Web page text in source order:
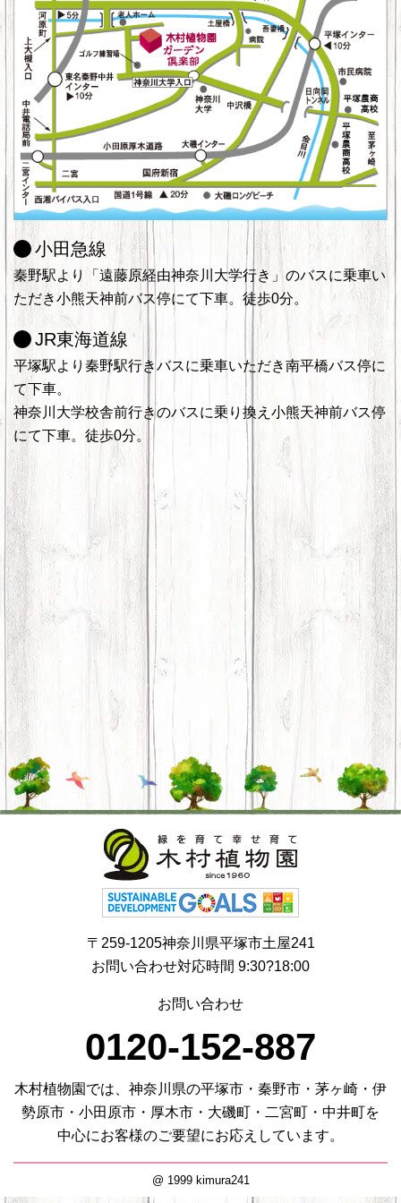
小田急線
秦野駅より「遠藤原経由神奈川大学行き」のバスに乗車い
ただき小熊天神前バス停にて下車。徒歩0分。
JR東海道線
平塚駅より秦野駅行きバスに乗車いただき南平橋バス停に
て下車。
神奈川大学校舎前行きのバスに乗り換え小熊天神前バス停
にて下車。徒歩0分。
〒259-1205神奈川県平塚市土屋241
お問い合わせ対応時間 9:30?18:00
お問い合わせ
0120-152-887
木村植物園では、神奈川県の平塚市・秦野市・茅ヶ崎・伊
勢原市・小田原市・厚木市・大磯町・二宮町・中井町を
中心にお客様のご要望にお応えしています。
@ 1999 kimura241